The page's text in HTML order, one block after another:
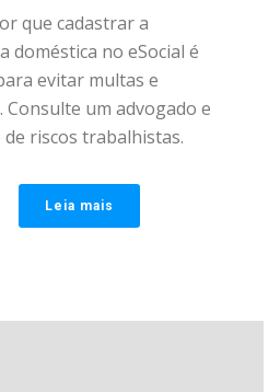
que cadastrar a
doméstica no eSocial é
evitar multas e
Consulte um advogado e
riscos trabalhistas.
Leia mais